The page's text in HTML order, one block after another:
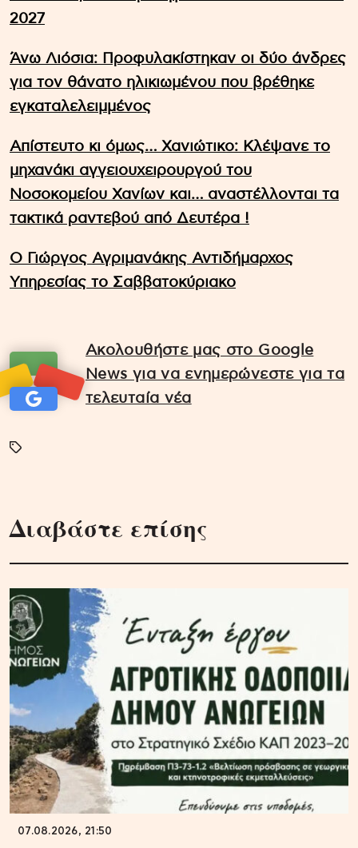
2027
Άνω Λιόσια: Προφυλακίστηκαν οι δύο άνδρες
για τον θάνατο ηλικιωμένου που βρέθηκε
εγκαταλελειμμένος
Απίστευτο κι όμως… Χανιώτικο: Κλέψανε το
μηχανάκι αγγειουχειρουργού του
Νοσοκομείου Χανίων και… αναστέλλονται τα
τακτικά ραντεβού από Δευτέρα !
Ο Γιώργος Αγριμανάκης Αντιδήμαρχος
Υπηρεσίας το Σαββατοκύριακο
Ακολουθήστε μας στο Google
News για να ενημερώνεστε για τα
τελευταία νέα
Διαβάστε επίσης
07.08.2026, 21:50